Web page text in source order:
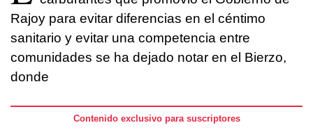
Rajoy para evitar diferencias en el céntimo
sanitario y evitar una competencia entre
comunidades se ha dejado notar en el Bierzo,
donde
Contenido exclusivo para suscriptores